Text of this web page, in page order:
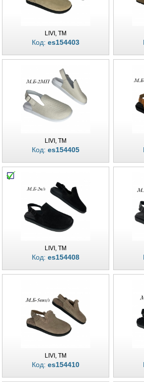
LIVI, TM
Код: es154403
LIVI, TM
Код: es154405
LIVI, TM
Код: es154408
LIVI, TM
Код: es154410